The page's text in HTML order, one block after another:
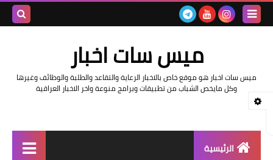
ميس سات اخبار
ميس سات اخبار هو موقع خاص بالاخبار الرعاية والتقاعد والطلبة والوظائف وغيرها
وكل مايخص الشباب من تطبيقات وبرامج منوعة واخر الاخبار العراقية
الرئيسية